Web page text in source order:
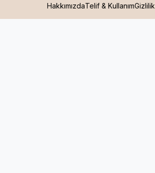
HakkımızdaTelif & KullanımGizlilik